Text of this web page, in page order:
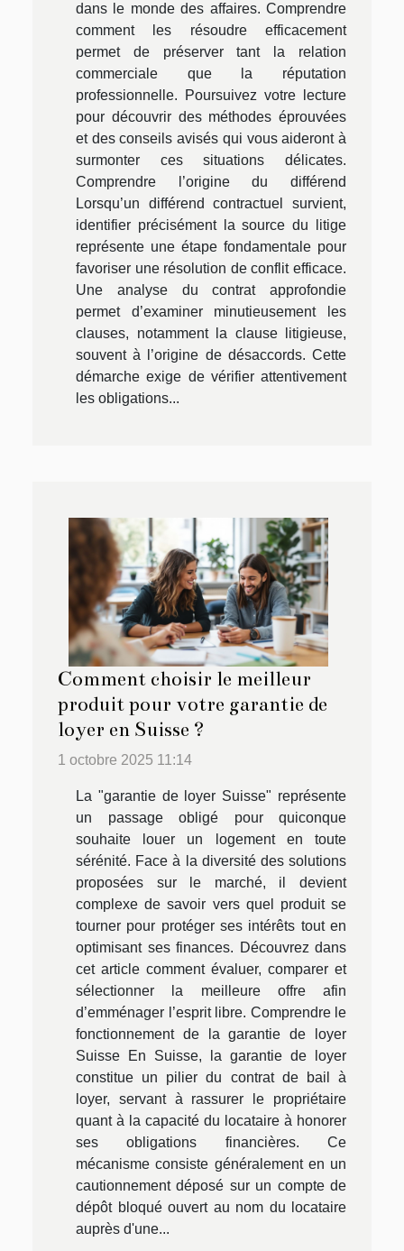
dans le monde des affaires. Comprendre
comment les résoudre efficacement
permet de préserver tant la relation
commerciale que la réputation
professionnelle. Poursuivez votre lecture
pour découvrir des méthodes éprouvées
et des conseils avisés qui vous aideront à
surmonter ces situations délicates.
Comprendre l’origine du différend
Lorsqu’un différend contractuel survient,
identifier précisément la source du litige
représente une étape fondamentale pour
favoriser une résolution de conflit efficace.
Une analyse du contrat approfondie
permet d’examiner minutieusement les
clauses, notamment la clause litigieuse,
souvent à l’origine de désaccords. Cette
démarche exige de vérifier attentivement
les obligations...
Comment choisir le meilleur
produit pour votre garantie de
loyer en Suisse ?
1 octobre 2025 11:14
La "garantie de loyer Suisse" représente
un passage obligé pour quiconque
souhaite louer un logement en toute
sérénité. Face à la diversité des solutions
proposées sur le marché, il devient
complexe de savoir vers quel produit se
tourner pour protéger ses intérêts tout en
optimisant ses finances. Découvrez dans
cet article comment évaluer, comparer et
sélectionner la meilleure offre afin
d’emménager l’esprit libre. Comprendre le
fonctionnement de la garantie de loyer
Suisse En Suisse, la garantie de loyer
constitue un pilier du contrat de bail à
loyer, servant à rassurer le propriétaire
quant à la capacité du locataire à honorer
ses obligations financières. Ce
mécanisme consiste généralement en un
cautionnement déposé sur un compte de
dépôt bloqué ouvert au nom du locataire
auprès d'une...